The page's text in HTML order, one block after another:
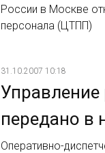
России в Москве
персонала (ЦТПП)
31.10.2007 10:18
передано в
Оперативно-